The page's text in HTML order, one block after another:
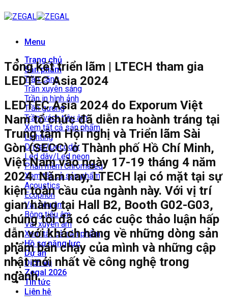
qua
Menu
Trang chủ
Sản phẩm
Trần căng
Trần xuyên sáng
Trần in hình ảnh
Trần gương
Trần/vách tiêu âm
Xem tất cả sản phẩm
Lighting
Driver/Decoder
Led dây/Led neon
Phần mềm Chromateq
Xem tất cả sản phẩm
Acoustics
Ecophon
Vải tiêu âm
Bông tiêu âm
Vải xuyên âm
Xem tất cả sản phẩm
Hồ sơ năng lực
Dự án
Dịch vụ
Zegal 2026
Tin tức
Liên hệ
Tổng kết triển lãm | LTECH tham gia
LEDTEC Asia 2024
LEDTEC Asia 2024 do Exporum Việt
Nam tổ chức đã diễn ra hoành tráng tại
Trung tâm Hội nghị và Triển lãm Sài
Gòn (SECC) ở Thành phố Hồ Chí Minh,
Việt Nam vào ngày 17-19 tháng 4 năm
2024. Năm nay, LTECH lại có mặt tại sự
kiện toàn cầu của ngành này. Với vị trí
gian hàng tại Hall B2, Booth G02-G03,
chúng tôi đã có các cuộc thảo luận hấp
dẫn với khách hàng về những dòng sản
phẩm bán chạy của mình và những cập
nhật mới nhất về công nghệ trong
ngành.